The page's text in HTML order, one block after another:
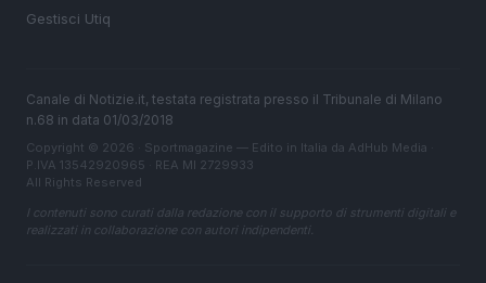
Gestisci Utiq
Canale di Notizie.it, testata registrata presso il Tribunale di Milano
n.68 in data 01/03/2018
Copyright © 2026 · Sportmagazine — Edito in Italia da AdHub Media
P.IVA 13542920965 · REA MI 2729933
All Rights Reserved
I contenuti sono curati dalla redazione con il supporto di strumenti digitali e
realizzati in collaborazione con autori indipendenti.